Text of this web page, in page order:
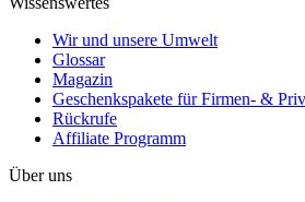
Wir und unsere Umwelt
Glossar
Magazin
Geschenkspakete für Firmen- &
Rückrufe
Affiliate Programm
Über uns